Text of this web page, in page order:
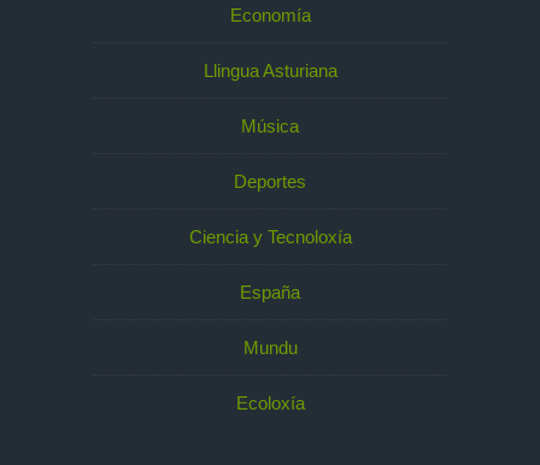
Economía
Llingua Asturiana
Música
Deportes
Ciencia y Tecnoloxía
España
Mundu
Ecoloxía